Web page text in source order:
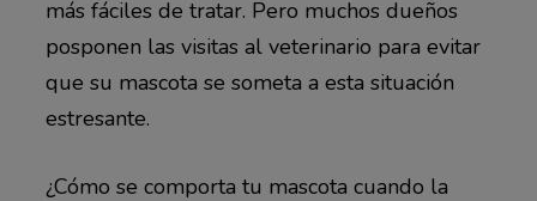
más fáciles de tratar. Pero muchos dueños
posponen las visitas al veterinario para evitar
que su mascota se someta a esta situación
estresante.
¿Cómo se comporta tu mascota cuando la